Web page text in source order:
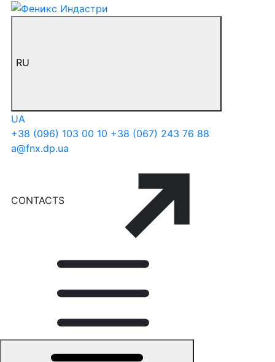
RU
UA
+38 (096) 103 00 10 +38 (067) 243 76 88
a@fnx.dp.ua
CONTACTS